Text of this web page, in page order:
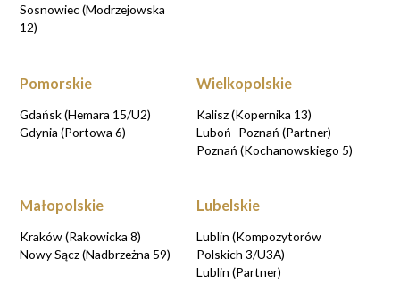
Sosnowiec (Modrzejowska
12)
Pomorskie
Gdańsk (Hemara 15/U2)
Gdynia (Portowa 6)
Wielkopolskie
Kalisz (Kopernika 13)
Luboń- Poznań (Partner)
Poznań (Kochanowskiego 5)
Małopolskie
Kraków (Rakowicka 8)
Nowy Sącz (Nadbrzeżna 59)
Lubelskie
Lublin (Kompozytorów
Polskich 3/U3A)
Lublin (Partner)